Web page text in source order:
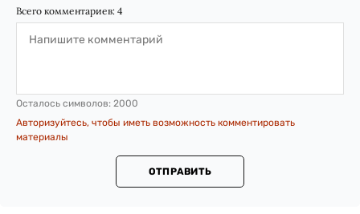
Всего комментариев: 4
Осталось символов: 2000
Авторизуйтесь, чтобы иметь возможность комментировать
материалы
ОТПРАВИТЬ